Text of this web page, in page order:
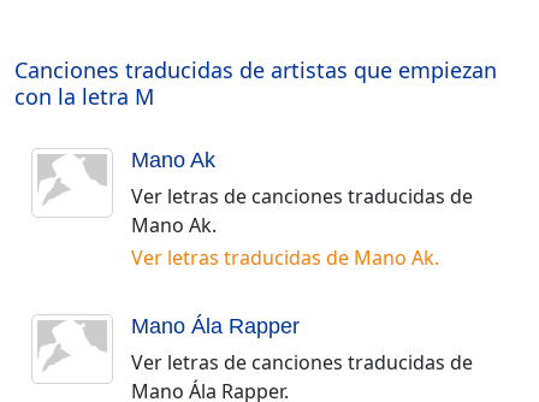
Canciones traducidas de artistas que empiezan
con la letra M
Mano Ak
Ver letras de canciones traducidas de
Mano Ak.
Ver letras traducidas de Mano Ak.
Mano Ála Rapper
Ver letras de canciones traducidas de
Mano Ála Rapper.